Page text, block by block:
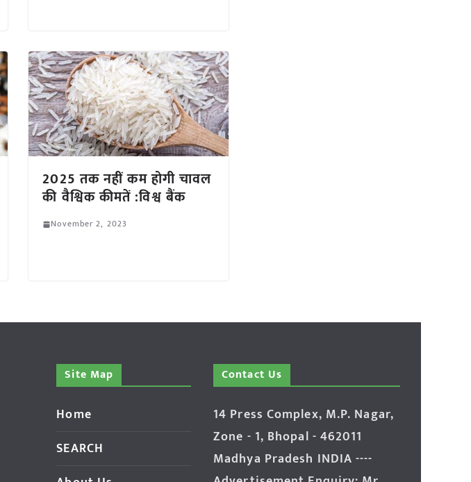
2025 तक नहीं कम होगी चावल
की वैश्विक कीमतें :विश्व बैंक
November 2, 2023
Site Map
Home
SEARCH
Contact Us
14 Press Complex, M.P. Nagar,
Zone - 1, Bhopal - 462011
Madhya Pradesh INDIA ----